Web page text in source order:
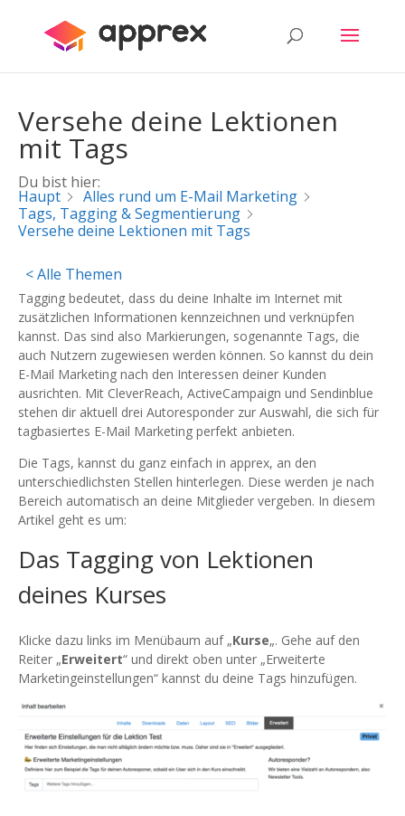
Versehe deine Lektionen
mit Tags
Du bist hier:
Haupt
Alles rund um E-Mail Marketing
Tags, Tagging & Segmentierung
Versehe deine Lektionen mit Tags
< Alle Themen
Tagging bedeutet, dass du deine Inhalte im Internet mit
zusätzlichen Informationen kennzeichnen und verknüpfen
kannst. Das sind also Markierungen, sogenannte Tags, die
auch Nutzern zugewiesen werden können. So kannst du dein
E-Mail Marketing nach den Interessen deiner Kunden
ausrichten. Mit CleverReach, ActiveCampaign und Sendinblue
stehen dir aktuell drei Autoresponder zur Auswahl, die sich für
tagbasiertes E-Mail Marketing perfekt anbieten.
Die Tags, kannst du ganz einfach in apprex, an den
unterschiedlichsten Stellen hinterlegen. Diese werden je nach
Bereich automatisch an deine Mitglieder vergeben. In diesem
Artikel geht es um:
Das Tagging von Lektionen
deines Kurses
Klicke dazu links im Menübaum auf „Kurse„. Gehe auf den
Reiter „Erweitert“ und direkt oben unter „Erweiterte
Marketingeinstellungen“ kannst du deine Tags hinzufügen.